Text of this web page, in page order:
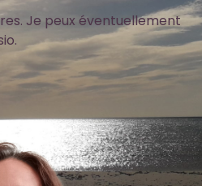
Je peux éventuellement